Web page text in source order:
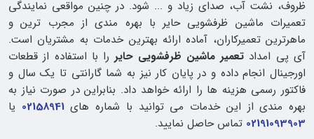
ظروف، نشت آب، صدای زیاد و ... شود. در چنین مواقعی نمایندگی
تعمیرات ماشین ظرفشویی حایر با بهره‌ مندی از مجرب‌ ترین و
ماهرترین تعمیرکاران، آماده ارائه بهترین خدمات به مشتریان است.
آی پی امداد تعمیر ماشین ظرفشویی حایررا با استفاده از قطعات
اورجینال انجام داده و در پایان کار نیز به شما گارانتی تا یک سال و
فاکتور رسمی هزینه ها را ارائه خواهد داد. بنابراین در صورت نیاز به
بهره مندی از این خدمات می توانید با شماره های 02158941 یا
02191093903 تماس حاصل نمایید.